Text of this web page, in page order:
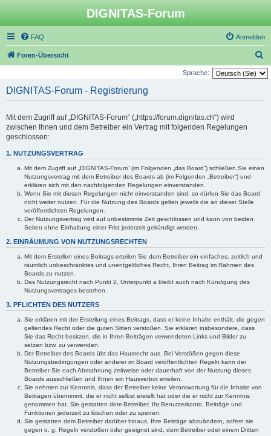
DIGNITAS-Forum
FAQ Anmelden
Foren-Übersicht
u
Sprache:
DIGNITAS-Forum - Registrierung
Mit dem Zugriff auf „DIGNITAS-Forum“ („https://forum.dignitas.ch“) wird
zwischen Ihnen und dem Betreiber ein Vertrag mit folgenden Regelungen
geschlossen:
1. NUTZUNGSVERTRAG
Mit dem Zugriff auf „DIGNITAS-Forum“ (im Folgenden „das Board“) schließen Sie einen
Nutzungsvertrag mit dem Betreiber des Boards ab (im Folgenden „Betreiber“) und
erklären sich mit den nachfolgenden Regelungen einverstanden.
Wenn Sie mit diesen Regelungen nicht einverstanden sind, so dürfen Sie das Board
nicht weiter nutzen. Für die Nutzung des Boards gelten jeweils die an dieser Stelle
veröffentlichten Regelungen.
Der Nutzungsvertrag wird auf unbestimmte Zeit geschlossen und kann von beiden
Seiten ohne Einhaltung einer Frist jederzeit gekündigt werden.
2. EINRÄUMUNG VON NUTZUNGSRECHTEN
Mit dem Erstellen eines Beitrags erteilen Sie dem Betreiber ein einfaches, zeitlich und
räumlich unbeschränktes und unentgeltliches Recht, Ihren Beitrag im Rahmen des
Boards zu nutzen.
Das Nutzungsrecht nach Punkt 2, Unterpunkt a bleibt auch nach Kündigung des
Nutzungsvertrages bestehen.
3. PFLICHTEN DES NUTZERS
Sie erklären mit der Erstellung eines Beitrags, dass er keine Inhalte enthält, die gegen
geltendes Recht oder die guten Sitten verstoßen. Sie erklären insbesondere, dass
Sie das Recht besitzen, die in Ihren Beiträgen verwendeten Links und Bilder zu
setzen bzw. zu verwenden.
Der Betreiber des Boards übt das Hausrecht aus. Bei Verstößen gegen diese
Nutzungsbedingungen oder anderer im Board veröffentlichten Regeln kann der
Betreiber Sie nach Abmahnung zeitweise oder dauerhaft von der Nutzung dieses
Boards ausschließen und Ihnen ein Hausverbot erteilen.
Sie nehmen zur Kenntnis, dass der Betreiber keine Verantwortung für die Inhalte von
Beiträgen übernimmt, die er nicht selbst erstellt hat oder die er nicht zur Kenntnis
genommen hat. Sie gestatten dem Betreiber, Ihr Benutzerkonto, Beiträge und
Funktionen jederzeit zu löschen oder zu sperren.
Sie gestatten dem Betreiber darüber hinaus, Ihre Beiträge abzuändern, sofern sie
gegen o. g. Regeln verstoßen oder geeignet sind, dem Betreiber oder einem Dritten